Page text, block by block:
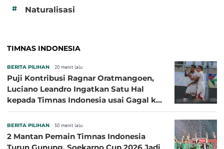
# Naturalisasi
TIMNAS INDONESIA
BERITA PILIHAN 20 menit lalu
Puji Kontribusi Ragnar Oratmangoen,
Luciano Leandro Ingatkan Satu Hal
kepada Timnas Indonesia usai Gagal ke
BERITA PILIHAN 50 menit lalu
2 Mantan Pemain Timnas Indonesia
Turun Gunung, Soekarno Cup 2026 Jadi